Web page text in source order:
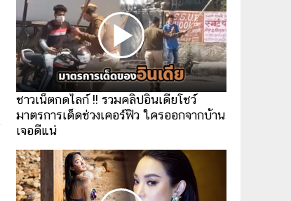
ชาวเน็ตกดไลก์ !! รวมคลิปอินเดียโชว์
มาตรการเด็ดช่วงเคอร์ฟิว ใครออกจากบ้าน
เจอดีแน่